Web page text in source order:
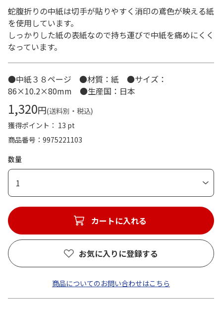
蛇腹折りの中紙は切手が貼りやすく消印の鳶色が映える紙
を使用しています。
しっかりした紙の表紙なので持ち運びで中紙を痛めにくく
なっています。
●中紙３８ページ ●材質：紙 ●サイズ：
86×10.2×80mm ●生産国：日本
1,320円(送料別・税込)
獲得ポイント： 13 pt
商品番号
9975221103
数量
1
カートに入れる
お気に入りに登録する
商品についてのお問い合わせはこちら